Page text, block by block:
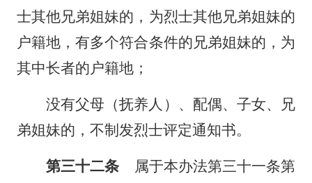
士其他兄弟姐妹的，为烈士其他兄弟姐妹的
户籍地，有多个符合条件的兄弟姐妹的，为
其中长者的户籍地；
没有父母（抚养人）、配偶、子女、兄
弟姐妹的，不制发烈士评定通知书。
第三十二条 属于本办法第三十一条第